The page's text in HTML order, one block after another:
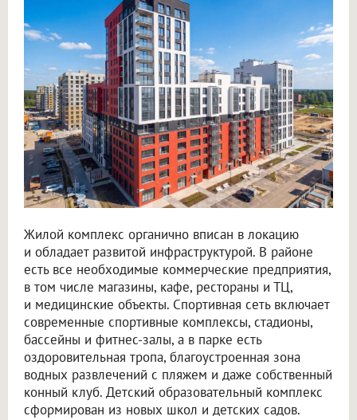
Жилой комплекс органично вписан в локацию
и обладает развитой инфраструктурой. В районе
есть все необходимые коммерческие предприятия,
в том числе магазины, кафе, рестораны и ТЦ,
и медицинские объекты. Спортивная сеть включает
современные спортивные комплексы, стадионы,
бассейны и фитнес-залы, а в парке есть
оздоровительная тропа, благоустроенная зона
водных развлечений с пляжем и даже собственный
конный клуб. Детский образовательный комплекс
сформирован из новых школ и детских садов.